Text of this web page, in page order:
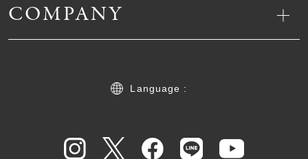
COMPANY
Language :